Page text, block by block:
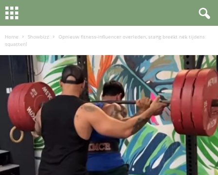
Home Showbizz
Opnieuw fitness-influencer overleden, stang breekt nek tijdens
squatten!